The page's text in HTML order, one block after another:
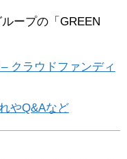
ープの「GREEN
クラウドファンディ
やQ&Aなど